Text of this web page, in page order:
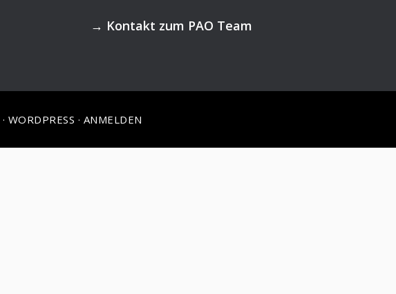
→ Kontakt zum PAO Team
· WORDPRESS · ANMELDEN